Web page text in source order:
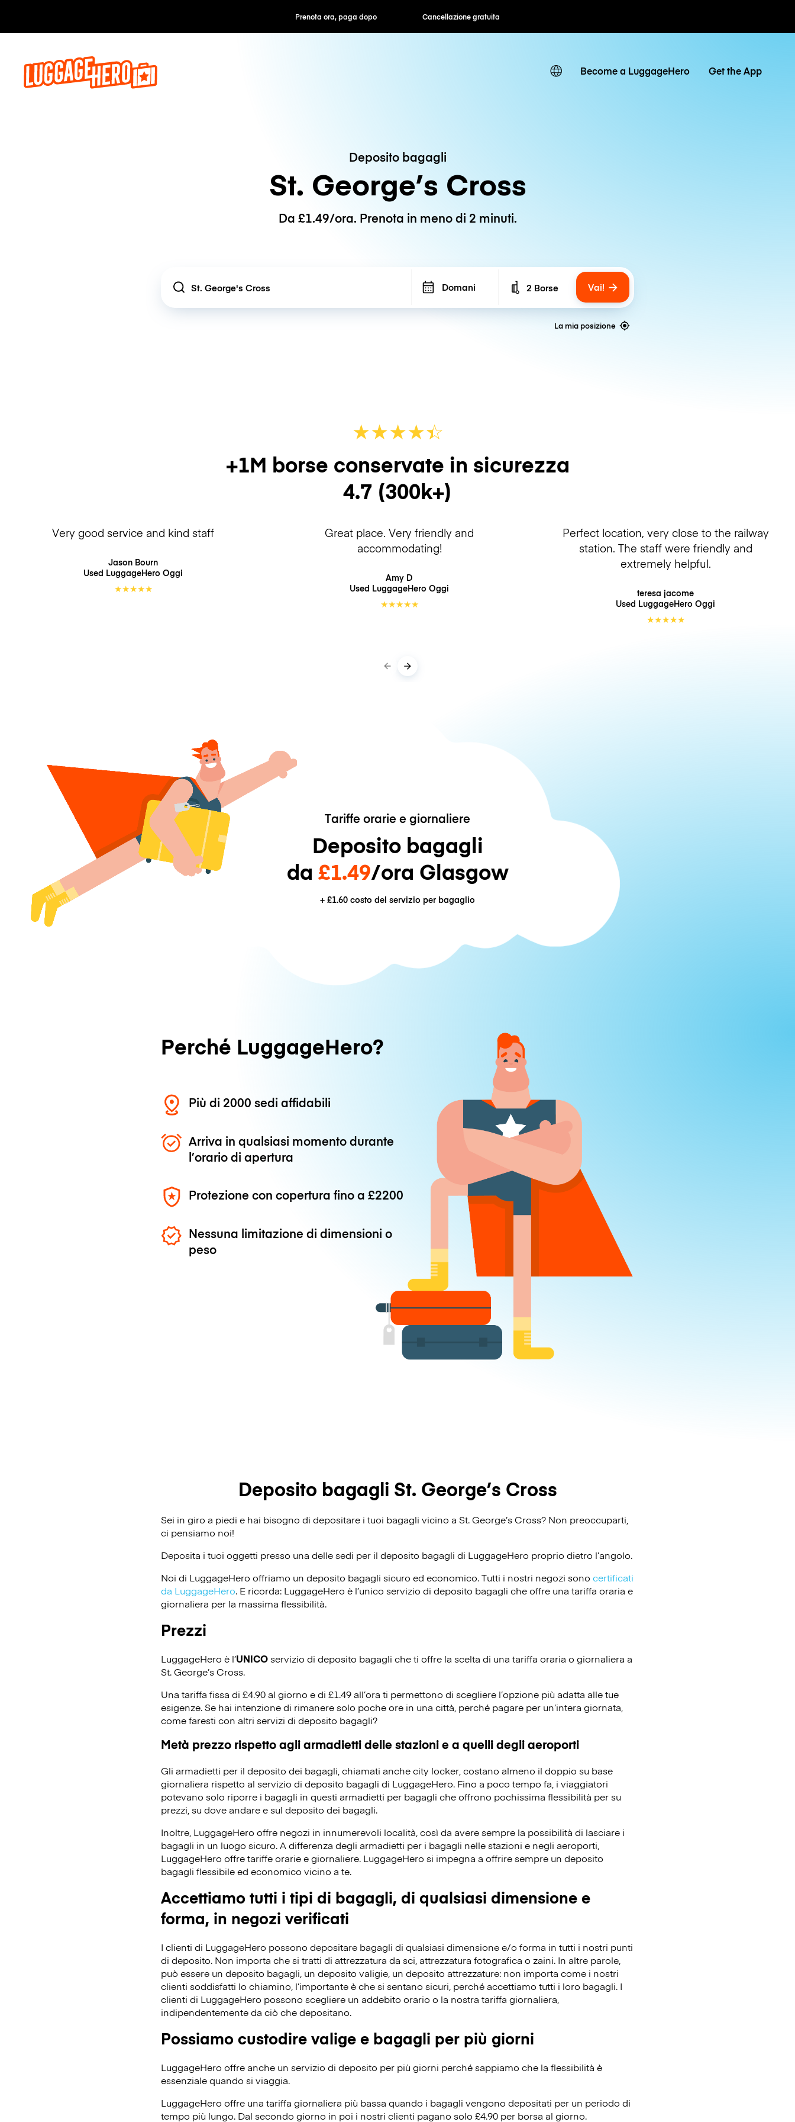
Prenota ora, paga dopo Cancellazione gratuita Tariffe orarie / giornaliere
Become a LuggageHero Get the App
Deposito bagagli
St. George’s Cross
Da £1.49/ora. Prenota in meno di 2 minuti.
Location Domani Number of bags
2 Borse Vai!
La mia posizione
★★★★☆
★
+1M borse conservate in sicurezza
4.7 (300k+)
Very good service and kind staff
Jason Bourn
Used LuggageHero Oggi
★★★★★
Great place. Very friendly and
accommodating!
Amy D
Used LuggageHero Oggi
★★★★★
Perfect location, very close to the railway
station. The staff were friendly and
extremely helpful.
teresa jacome
Used LuggageHero Oggi
★★★★★
Tariffe orarie e giornaliere
Deposito bagagli
da £1.49/ora Glasgow
+ £1.60 costo del servizio per bagaglio
Perché LuggageHero?
Più di 2000 sedi affidabili
Arriva in qualsiasi momento durante
l’orario di apertura
Protezione con copertura fino a£2200
Nessuna limitazione di dimensioni o
peso
Deposito bagagli St. George’s Cross
Sei in giro a piedi e hai bisogno di depositare i tuoi bagagli vicino a St. George’s Cross? Non preoccuparti,
ci pensiamo noi!
Deposita i tuoi oggetti presso una delle sedi per il deposito bagagli di LuggageHero proprio dietro l’angolo.
Noi di LuggageHero offriamo un deposito bagagli sicuro ed economico. Tutti i nostri negozi sono certificati
da LuggageHero. E ricorda: LuggageHero è l’unico servizio di deposito bagagli che offre una tariffa oraria e
giornaliera per la massima flessibilità.
Prezzi
LuggageHero è l’UNICOservizio di deposito bagagli che ti offre la scelta di una tariffa oraria o giornaliera a
St. George’s Cross.
Una tariffa fissa di £4.90 al giorno e di £1.49 all’ora ti permettono di scegliere l’opzione più adatta alle tue
esigenze. Se hai intenzione di rimanere solo poche ore in una città, perché pagare per un’intera giornata,
come faresti con altri servizi di deposito bagagli?
Metà prezzo rispetto agli armadietti delle stazioni e a quelli degli aeroporti
Gli armadietti per il deposito dei bagagli, chiamati anche city locker, costano almeno il doppio su base
giornaliera rispetto al servizio di deposito bagagli di LuggageHero. Fino a poco tempo fa, i viaggiatori
potevano solo riporre i bagagli in questi armadietti per bagagli che offrono pochissima flessibilità per su
prezzi, su dove andare e sul deposito dei bagagli.
Inoltre, LuggageHero offre negozi in innumerevoli località, così da avere sempre la possibilità di lasciare i
bagagli in un luogo sicuro. A differenza degli armadietti per i bagagli nelle stazioni e negli aeroporti,
LuggageHero offre tariffe orarie e giornaliere. LuggageHero si impegna a offrire sempre un deposito
bagagli flessibile ed economico vicino a te.
Accettiamo tutti i tipi di bagagli, di qualsiasi dimensione e
forma, in negozi verificati
I clienti di LuggageHero possono depositare bagagli di qualsiasi dimensione e/o forma in tutti i nostri punti
di deposito. Non importa che si tratti di attrezzatura da sci, attrezzatura fotografica o zaini. In altre parole,
può essere un deposito bagagli, un deposito valigie, un deposito attrezzature: non importa come i nostri
clienti soddisfatti lo chiamino, l’importante è che si sentano sicuri, perché accettiamo tutti i loro bagagli. I
clienti di LuggageHero possono scegliere un addebito orario o la nostra tariffa giornaliera,
indipendentemente da ciò che depositano.
Possiamo custodire valige e bagagli per più giorni
LuggageHero offre anche un servizio di deposito per più giorni perché sappiamo che la flessibilità è
essenziale quando si viaggia.
LuggageHero offre una tariffa giornaliera più bassa quando i bagagli vengono depositati per un periodo di
tempo più lungo. Dal secondo giorno in poi i nostri clienti pagano solo £4.90 per borsa al giorno.